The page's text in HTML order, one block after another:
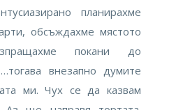
планирахме
обсъждахме мястото
покани до
внезапно думите
ми. Чух се да казвам